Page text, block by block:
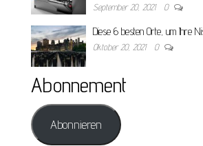
September 20, 2021 0
Diese 6 besten Orte, um Ihre
Oktober 20, 2021 0
Abonnement
Abonnieren